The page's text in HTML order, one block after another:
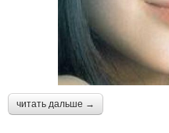
читать дальше →